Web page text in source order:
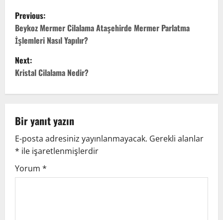
P
o
s
t
n
a
v
i
g
Previous:
Beykoz Mermer Cilalama Ataşehirde Mermer Parlatma
İşlemleri Nasıl Yapılır?
Next:
Kristal Cilalama Nedir?
Bir yanıt yazın
E-posta adresiniz yayınlanmayacak. Gerekli alanlar
* ile işaretlenmişlerdir
Yorum *